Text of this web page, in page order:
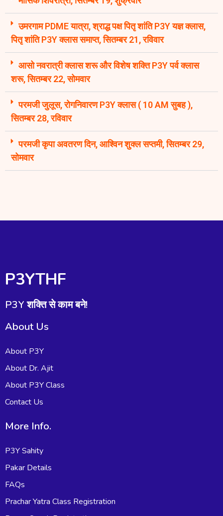
उमरगाम PDME यात्रा, श्राद्ध पक्ष पितृ शांति P3Y यज्ञ क्लास,
पितृ शांति P3Y क्लास समाप्त, सितम्बर 21, रविवार
आसो नवरात्री क्लास शरू और विशेष शक्ति P3Y पर्व क्लास
शरू, सितम्बर 22, सोमवार
परमजी जुलूस, रोगनिवारण P3Y क्लास ( 10 AM सुबह ),
सितम्बर 28, रविवार
परमजी कृपा अवतरण दिन, आश्विन शुक्ल सप्तमी, सितम्बर 29,
सोमवार
P3YTHF
P3Y शक्ति से काम बने!
About Us
About P3Y
About Dr. Ajit
About P3Y Class
Contact Us
More Info.
P3Y Sahity
Pakar Details
FAQs
Prachar Yatra Class Registration